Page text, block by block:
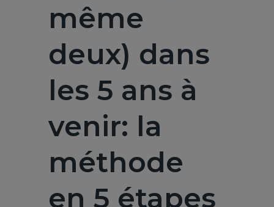
même
deux) dans
les 5 ans à
venir: la
méthode
en 5 étapes